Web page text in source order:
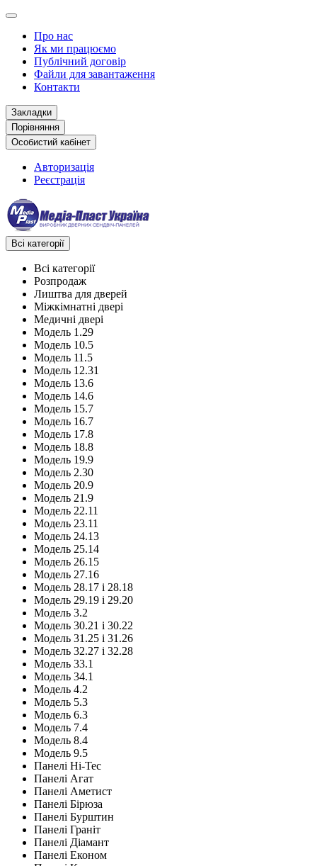
Про нас
Як ми працюємо
Публічний договір
Файли для завантаження
Контакти
Закладки
Порівняння
Особистий кабінет
Авторизація
Реєстрація
Всі категорії
Всі категорії
Розпродаж
Лиштва для дверей
Міжкімнатні двері
Медичні двері
Модель 1.29
Модель 10.5
Модель 11.5
Модель 12.31
Модель 13.6
Модель 14.6
Модель 15.7
Модель 16.7
Модель 17.8
Модель 18.8
Модель 19.9
Модель 2.30
Модель 20.9
Модель 21.9
Модель 22.11
Модель 23.11
Модель 24.13
Модель 25.14
Модель 26.15
Модель 27.16
Модель 28.17 і 28.18
Модель 29.19 і 29.20
Модель 3.2
Модель 30.21 і 30.22
Модель 31.25 і 31.26
Модель 32.27 і 32.28
Модель 33.1
Модель 34.1
Модель 4.2
Модель 5.3
Модель 6.3
Модель 7.4
Модель 8.4
Модель 9.5
Панелі Hi-Tec
Панелі Агат
Панелі Аметист
Панелі Бірюза
Панелі Бурштин
Панелі Граніт
Панелі Діамант
Панелі Економ